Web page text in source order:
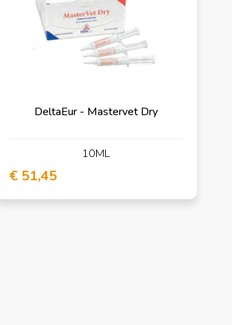
DeltaEur - Mastervet Dry
10ML
€ 51,45